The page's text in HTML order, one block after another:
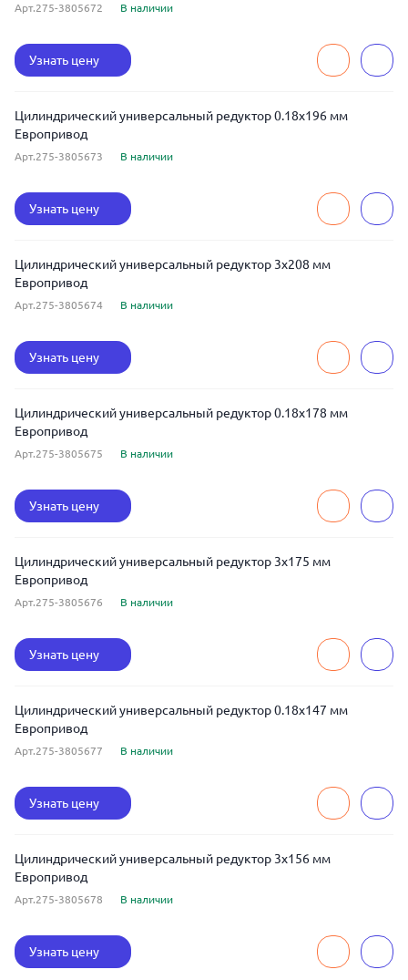
Арт.275-3805672 В наличии
Узнать цену
Цилиндрический универсальный редуктор 0.18x196 мм
Европривод
Арт.275-3805673 В наличии
Узнать цену
Цилиндрический универсальный редуктор 3x208 мм
Европривод
Арт.275-3805674 В наличии
Узнать цену
Цилиндрический универсальный редуктор 0.18x178 мм
Европривод
Арт.275-3805675 В наличии
Узнать цену
Цилиндрический универсальный редуктор 3x175 мм
Европривод
Арт.275-3805676 В наличии
Узнать цену
Цилиндрический универсальный редуктор 0.18x147 мм
Европривод
Арт.275-3805677 В наличии
Узнать цену
Цилиндрический универсальный редуктор 3x156 мм
Европривод
Арт.275-3805678 В наличии
Узнать цену